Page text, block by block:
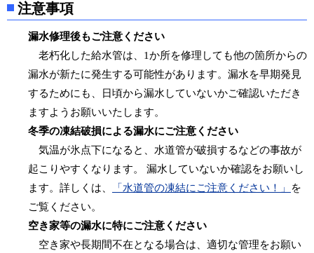
注意事項
漏水修理後もご注意ください
老朽化した給水管は、1か所を修理しても他の箇所からの
漏水が新たに発生する可能性があります。漏水を早期発見
するためにも、日頃から漏水していないかご確認いただき
ますようお願いいたします。
冬季の凍結破損による漏水にご注意ください
気温が氷点下になると、水道管が破損するなどの事故が
起こりやすくなります。 漏水していないか確認をお願いし
ます。詳しくは、
「水道管の凍結にご注意ください！」
を
ご覧ください。
空き家等の漏水に特にご注意ください
空き家や長期間不在となる場合は、適切な管理をお願い